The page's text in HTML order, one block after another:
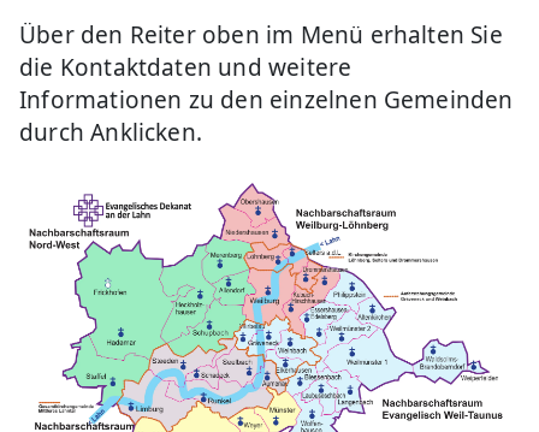
Über den Reiter oben im Menü erhalten Sie
die Kontaktdaten und weitere
Informationen zu den einzelnen Gemeinden
durch Anklicken.